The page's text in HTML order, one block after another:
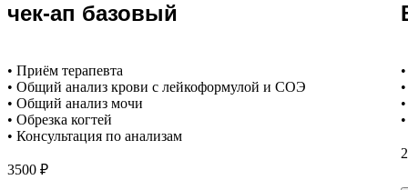
чек-ап базовый
• Приём терапевта
• Общий анализ крови с лейкоформулой и СОЭ
• Общий анализ мочи
• Обрезка когтей
• Консультация по анализам
3500 ₽